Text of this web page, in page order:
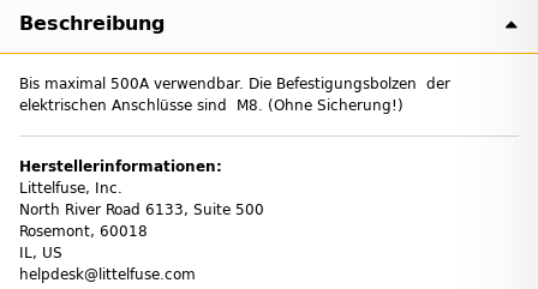
Beschreibung
Bis maximal 500A verwendbar. Die Befestigungsbolzen der
elektrischen Anschlüsse sind M8. (Ohne Sicherung!)
Herstellerinformationen:
Littelfuse, Inc.
North River Road 6133, Suite 500
Rosemont, 60018
IL, US
helpdesk@littelfuse.com